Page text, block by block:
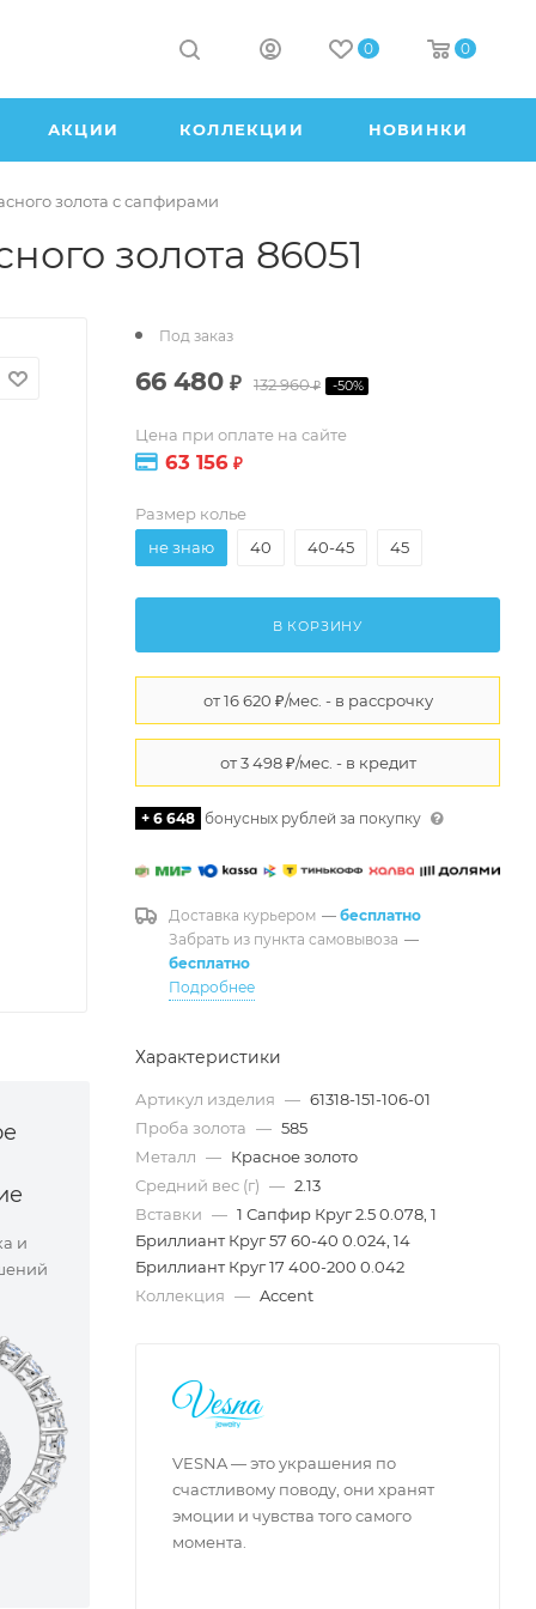
0 0
АКЦИИ КОЛЛЕКЦИИ НОВИНКИ
золота с сапфирами
золота 86051
и
Под заказ
66 480 ₽ 132 960₽ -50%
Цена при оплате на сайте
63 156 ₽
Размер колье
не знаю
40 40-45 45
В КОРЗИНУ
+ 6 648 бонусных рублей за покупку
Доставка курьером — бесплатно
Забрать из пункта самовывоза —
бесплатно
Подробнее
Характеристики
Артикул изделия — 61318-151-106-01
Проба золота — 585
Металл — Красное золото
Средний вес (г) — 2.13
Вставки — 1 Сапфир Круг 2.5 0.078, 1
Бриллиант Круг 57 60-40 0.024, 14
Бриллиант Круг 17 400-200 0.042
Коллекция — Accent
VESNA — это украшения по
счастливому поводу, они хранят
эмоции и чувства того самого
момента.